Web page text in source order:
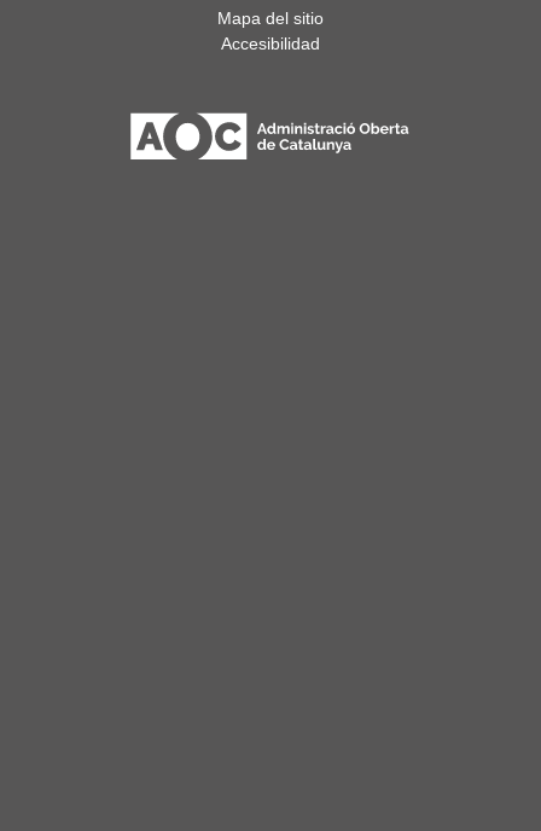
Mapa del sitio
Accesibilidad